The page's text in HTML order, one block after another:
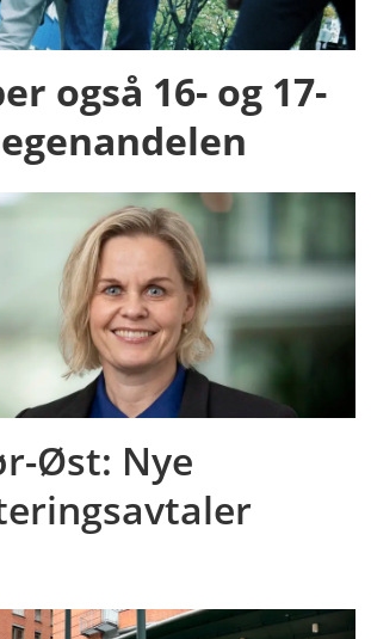
også 16- og 17-
Øst: Nye